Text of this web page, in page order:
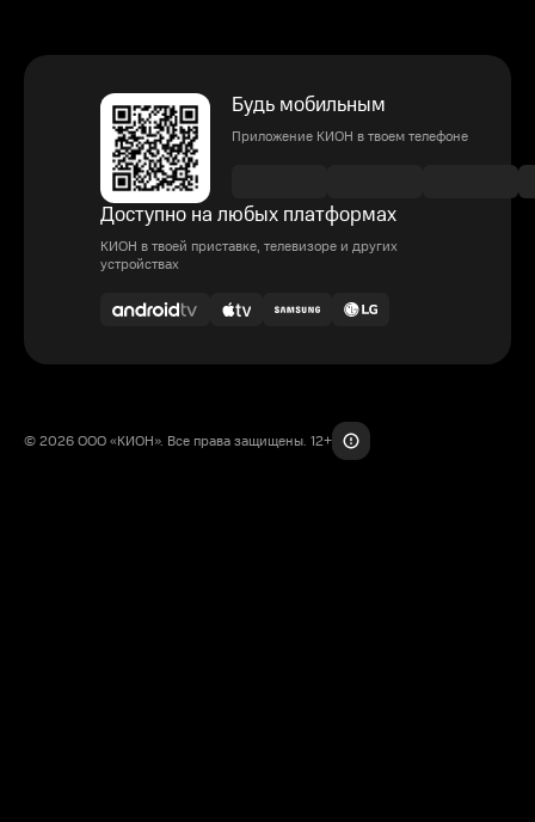
Будь мобильным
Приложение КИОН в твоем телефоне
Доступно на любых платформах
КИОН в твоей приставке, телевизоре и других
устройствах
© 2026 ООО «КИОН». Все права защищены. 12+